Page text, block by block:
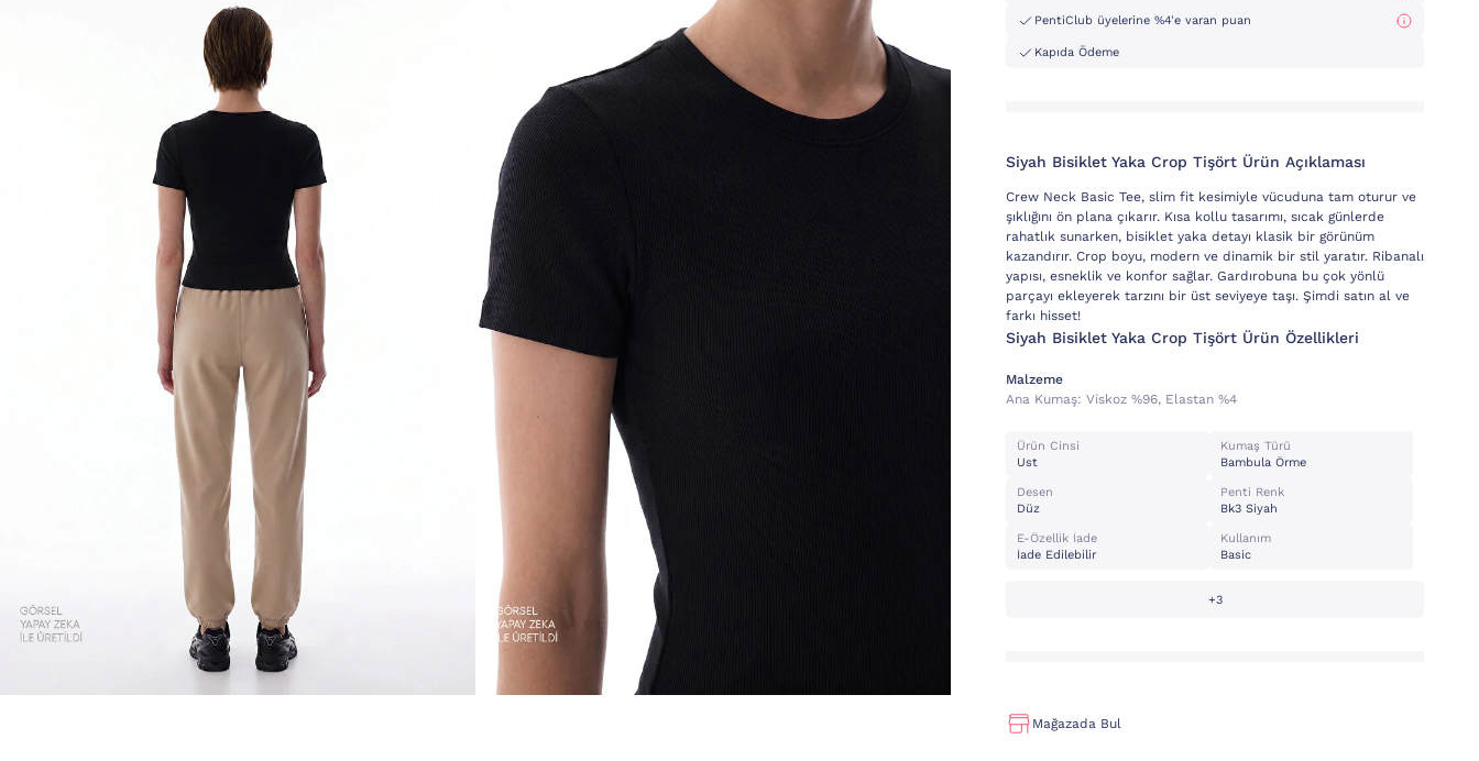
PentiClub üyelerine %4'e varan puan
Kapıda Ödeme
Siyah Bisiklet Yaka Crop Tişört Ürün Açıklaması
Crew Neck Basic Tee, slim fit kesimiyle vücuduna tam oturur ve
şıklığını ön plana çıkarır. Kısa kollu tasarımı, sıcak günlerde
rahatlık sunarken, bisiklet yaka detayı klasik bir görünüm
kazandırır. Crop boyu, modern ve dinamik bir stil yaratır. Ribanalı
yapısı, esneklik ve konfor sağlar. Gardırobuna bu çok yönlü
parçayı ekleyerek tarzını bir üst seviyeye taşı. Şimdi satın al ve
farkı hisset!
Siyah Bisiklet Yaka Crop Tişört Ürün Özellikleri
Malzeme
Ana Kumaş: Vi̇skoz %96, Elastan %4
Ürün Cinsi
Ust
Kumaş Türü
Bambula Örme
Desen
Düz
Penti Renk
Bk3 Siyah
E-Özellik İade
İade Edilebilir
Kullanım
Basic
+3
Mağazada Bul